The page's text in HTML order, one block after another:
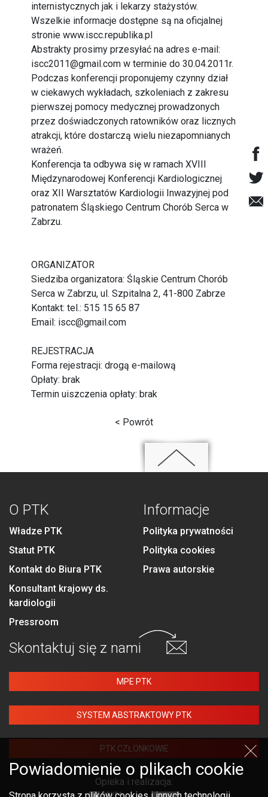
internistycznych jak i lekarzy stażystów.
Wszelkie informacje dostępne są na oficjalnej
stronie www.iscc.republika.pl
Abstrakty prosimy przesyłać na adres e-mail:
iscc2011@gmail.com w terminie do 30.04.2011r.
Podczas konferencji proponujemy czynny dział
w ciekawych wykładach, szkoleniach z zakresu
pierwszej pomocy medycznej prowadzonych
przez doświadczonych ratowników oraz licznych
atrakcji, które dostarczą wielu niezapomnianych
wrażeń.
Konferencja ta odbywa się w ramach XVIII
Międzynarodowej Konferencji Kardiologicznej
oraz XII Warsztatów Kardiologii Inwazyjnej pod
patronatem Śląskiego Centrum Chorób Serca w
Zabrzu.
ORGANIZATOR
Siedziba organizatora: Śląskie Centrum Chorób
Serca w Zabrzu, ul. Szpitalna 2, 41-800 Zabrze
Kontakt: tel.: 515 15 65 87
Email: iscc@gmail.com
REJESTRACJA
Forma rejestracji: drogą e-mailową
Opłaty: brak
Termin uiszczenia opłaty: brak
< Powrót
O PTK
Władze PTK
Statut PTK
Kontakt do Biura PTK
Konsultant krajowy ds.
kardiologii
Pressroom
Informacje
Polityka prywatności
Polityka cookies
Prawa autorskie
Skontaktuj się z nami
MPE PTK
SYSTEM ABSTRAKTOWY PTK
PTK CZŁONKOWIE
Opieka i realizacja:
Powiadomienie o plikach cookie